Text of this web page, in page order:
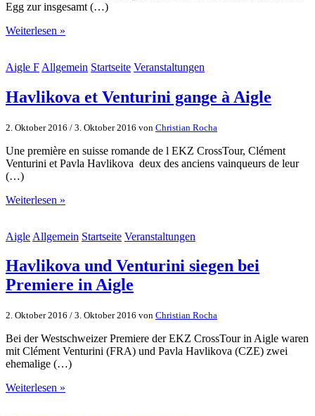
Egg zur insgesamt (…)
Weiterlesen »
Aigle F Allgemein Startseite Veranstaltungen
Havlikova et Venturini gange à Aigle
2. Oktober 2016 / 3. Oktober 2016 von Christian Rocha
Une première en suisse romande de l EKZ CrossTour, Clément
Venturini et Pavla Havlikova deux des anciens vainqueurs de leur
(…)
Weiterlesen »
Aigle Allgemein Startseite Veranstaltungen
Havlikova und Venturini siegen bei
Premiere in Aigle
2. Oktober 2016 / 3. Oktober 2016 von Christian Rocha
Bei der Westschweizer Premiere der EKZ CrossTour in Aigle waren
mit Clément Venturini (FRA) und Pavla Havlikova (CZE) zwei
ehemalige (…)
Weiterlesen »